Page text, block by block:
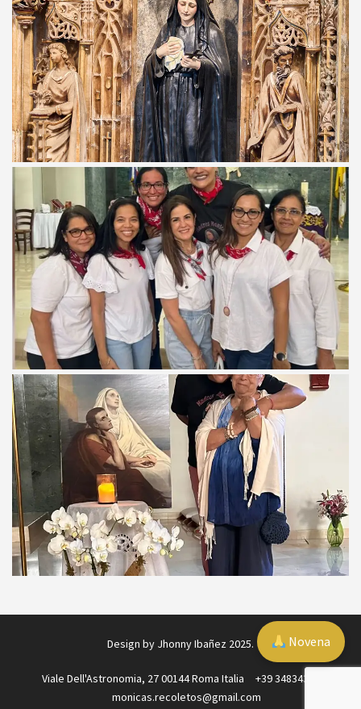
Design by Jhonny Ibañez 2025.
Viale Dell'Astronomia, 27 00144 Roma Italia
+39 3483431004
monicas.recoletos@gmail.com
Novena